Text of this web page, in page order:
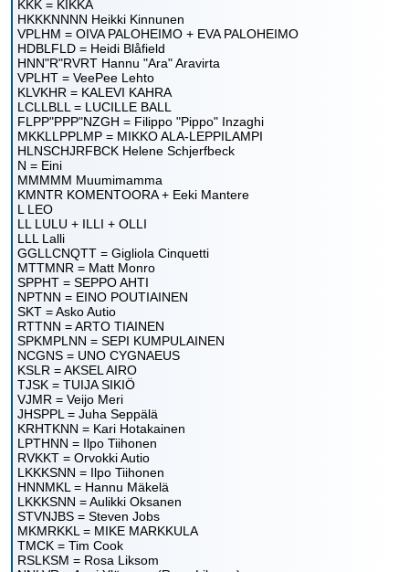
KKK = KIKKA
HKKKNNNN Heikki Kinnunen
VPLHM = OIVA PALOHEIMO + EVA PALOHEIMO
HDBLFLD = Heidi Blåfield
HNN"R"RVRT Hannu "Ara" Aravirta
VPLHT = VeePee Lehto
KLVKHR = KALEVI KAHRA
LCLLBLL = LUCILLE BALL
FLPP"PPP"NZGH = Filippo "Pippo" Inzaghi
MKKLLPPLMP = MIKKO ALA-LEPPILAMPI
HLNSCHJRFBCK Helene Schjerfbeck
N = Eini
MMMMM Muumimamma
KMNTR KOMENTOORA + Eeki Mantere
L LEO
LL LULU + ILLI + OLLI
LLL Lalli
GGLLCNQTT = Gigliola Cinquetti
MTTMNR = Matt Monro
SPPHT = SEPPO AHTI
NPTNN = EINO POUTIAINEN
SKT = Asko Autio
RTTNN = ARTO TIAINEN
SPKMPLNN = SEPI KUMPULAINEN
NCGNS = UNO CYGNAEUS
KSLR = AKSEL AIRO
TJSK = TUIJA SIKIÖ
VJMR = Veijo Meri
JHSPPL = Juha Seppälä
KRHTKNN = Kari Hotakainen
LPTHNN = Ilpo Tiihonen
RVKKT = Orvokki Autio
LKKKSNN = Ilpo Tiihonen
HNNMKL = Hannu Mäkelä
LKKKSNN = Aulikki Oksanen
STVNJBS = Steven Jobs
MKMRKKL = MIKE MARKKULA
TMCK = Tim Cook
RSLKSM = Rosa Liksom